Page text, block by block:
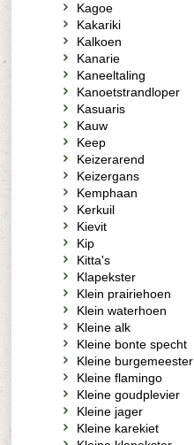
Kagoe
Kakariki
Kalkoen
Kanarie
Kaneeltaling
Kanoetstrandloper
Kasuaris
Kauw
Keep
Keizerarend
Keizergans
Kemphaan
Kerkuil
Kievit
Kip
Kitta's
Klapekster
Klein prairiehoen
Klein waterhoen
Kleine alk
Kleine bonte specht
Kleine burgemeester
Kleine flamingo
Kleine goudplevier
Kleine jager
Kleine karekiet